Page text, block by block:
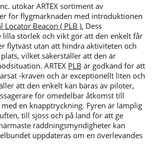
utökar ARTEX sortiment av
för flygmarknaden med introduktionen
Locator Beacon ( PLB ). Dess
lilla storlek och vikt gör att den enkelt får
flytväst utan att hindra aktiviteten och
vilket säkerställer att den är
ARTEX PLB är godkänd för att
-kraven och är exceptionellt liten och
att den enkelt kan bäras av piloter,
för omedelbar åtkomst till
en knapptryckning. Fyren är lämplig
till sjöss och på land för att ge
räddningsmyndigheter kan
uppdateras om en överlevandes